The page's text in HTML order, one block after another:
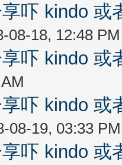
吓 kindo 或
08-18, 12:48 PM
吓 kindo 或
吓 kindo 或
08-19, 03:33 PM
吓 kindo 或